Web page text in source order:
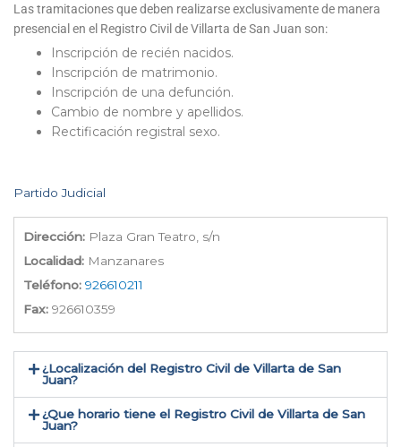
Las tramitaciones que deben realizarse exclusivamente de manera
presencial en el Registro Civil de Villarta de San Juan son:
Inscripción de recién nacidos.
Inscripción de matrimonio.
Inscripción de una defunción.
Cambio de nombre y apellidos.
Rectificación registral sexo.
Partido Judicial
Dirección: Plaza Gran Teatro, s/n
Localidad: Manzanares
Teléfono: 926610211
Fax: 926610359
¿Localización del Registro Civil de Villarta de San
Juan​?
¿Que horario tiene el Registro Civil de Villarta de San
Juan?